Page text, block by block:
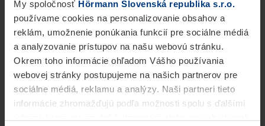
My spoločnosť Hörmann Slovenská republika s.r.o.
používame cookies na personalizovanie obsahov a
reklám, umožnenie ponúkania funkcií pre sociálne médiá
a analyzovanie prístupov na našu webovú stránku.
Okrem toho informácie ohľadom Vášho používania
webovej stránky postupujeme na našich partnerov pre
sociálne médiá, reklamu a analýzy. Naši partneri tieto
informácie zhromažďujú podľa možnosti spolu s ďalšími